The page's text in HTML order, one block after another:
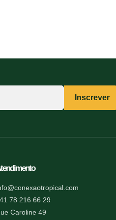
Inscrever
78 216 66 29
Caroline 49